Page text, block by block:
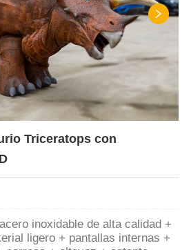
Triceratops con
inoxidable de alta calidad +
ligero + pantallas internas +